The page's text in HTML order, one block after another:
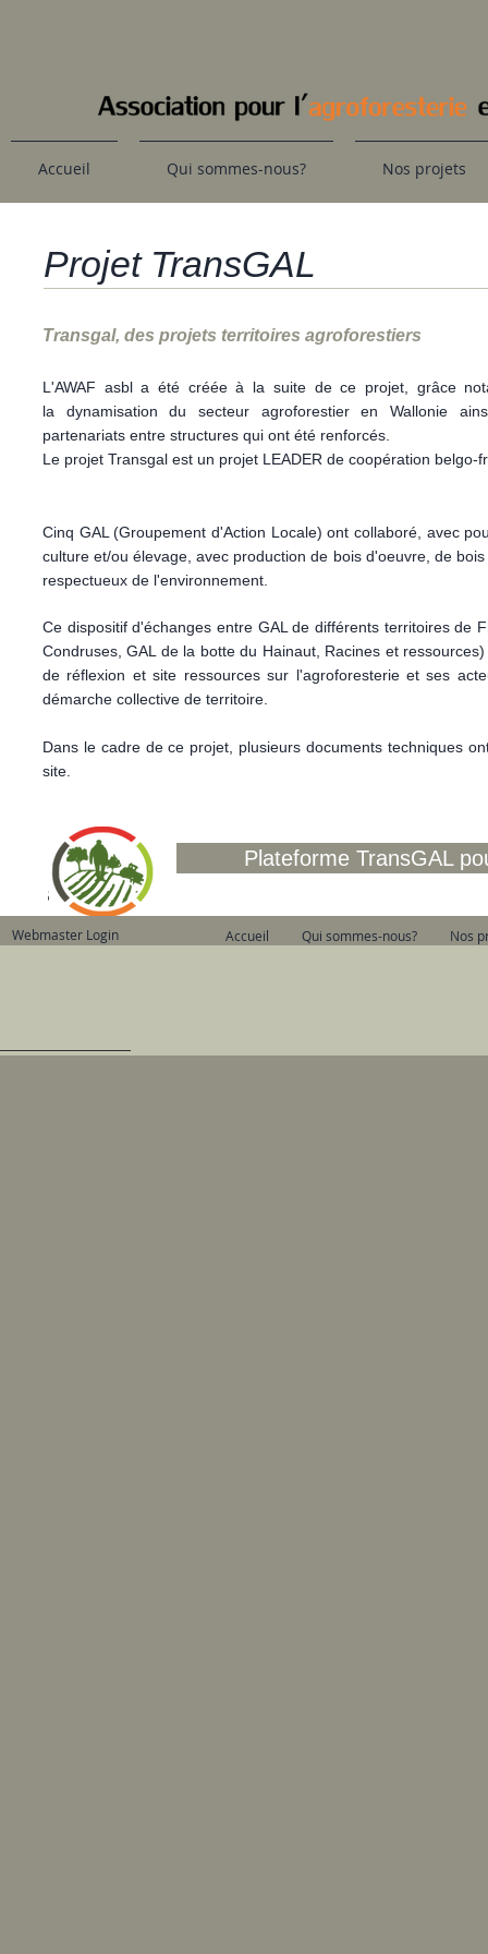
Accueil Qui sommes-nous? Nos projets
Projet TransGAL
Transgal, des projets territoires agroforestiers
L'AWAF asbl a été créée à la suite de ce projet, grâce
la dynamisation du secteur agroforestier en Wallonie
partenariats entre structures qui ont été renforcés.
Le projet Transgal est un projet LEADER de coopération belgo-
Cinq GAL (Groupement d'Action Locale) ont collaboré, avec
culture et/ou élevage, avec production de bois d'oeuvre, de
respectueux de l'environnement.
Ce dispositif d'échanges entre GAL de différents territoires de
Condruses, GAL de la botte du Hainaut, Racines et
de réflexion et site ressources sur l'agroforesterie et ses
démarche collective de territoire.
Dans le cadre de ce projet, plusieurs documents techniques
site.
Plateforme TransGAL
Webmaster Login Accueil Qui sommes-nous? Nos